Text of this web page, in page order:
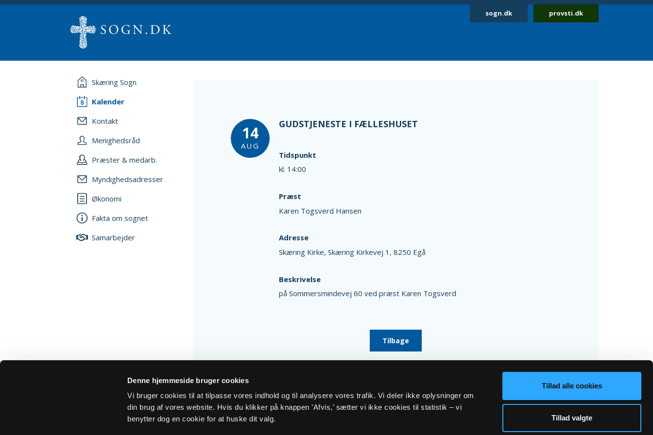
Denne hjemmeside bruger cookies
Vi bruger cookies til at tilpasse vores indhold og til analysere vores trafik. Vi deler ikke oplysninger om
din brug af vores website. Hvis du klikker på knappen ’Afvis,’ sætter vi ikke cookies til statistik – vi
benytter dog en cookie for at huske dit valg.
Tillad alle cookies
Tillad valgte
sogn.dk provsti.dk
Skæring Sogn
Kalender
Kontakt
Menighedsråd
Præster & medarb.
Myndighedsadresser
Økonomi
Fakta om sognet
Samarbejder
14
AUG
GUDSTJENESTE I FÆLLESHUSET
Tidspunkt
kl. 14:00
Præst
Karen Togsverd Hansen
Adresse
Skæring Kirke, Skæring Kirkevej 1, 8250 Egå
Beskrivelse
på Sommersmindevej 60 ved præst Karen Togsverd
Tilbage